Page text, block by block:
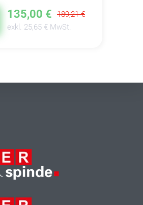
135,00 €
189,21 €
exkl. 25,65 € MwSt.